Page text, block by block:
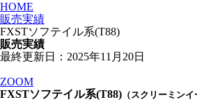
HOME
販売実績
FXSTソフテイル系(T88)
販売実績
最終更新日：2025年11月20日
ZOOM
FXSTソフテイル系(T88) （スクリーミン